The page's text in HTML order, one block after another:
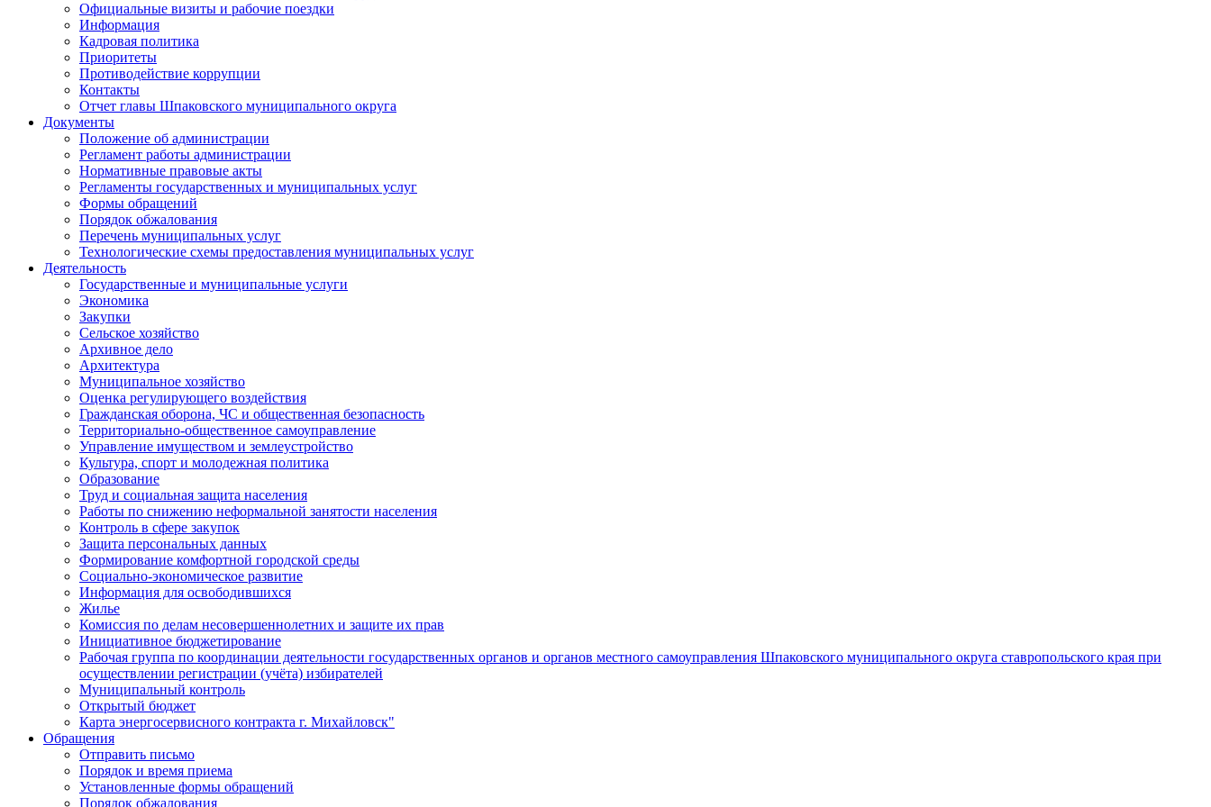
Официальные визиты и рабочие поездки
Информация
Кадровая политика
Приоритеты
Противодействие коррупции
Контакты
Отчет главы Шпаковского муниципального округа
Документы
Положение об администрации
Регламент работы администрации
Нормативные правовые акты
Регламенты государственных и муниципальных услуг
Формы обращений
Порядок обжалования
Перечень муниципальных услуг
Технологические схемы предоставления муниципальных услуг
Деятельность
Государственные и муниципальные услуги
Экономика
Закупки
Сельское хозяйство
Архивное дело
Архитектура
Муниципальное хозяйство
Оценка регулирующего воздействия
Гражданская оборона, ЧС и общественная безопасность
Территориально-общественное самоуправление
Управление имуществом и землеустройство
Культура, спорт и молодежная политика
Образование
Труд и социальная защита населения
Работы по снижению неформальной занятости населения
Контроль в сфере закупок
Защита персональных данных
Формирование комфортной городской среды
Социально-экономическое развитие
Информация для освободившихся
Жилье
Комиссия по делам несовершеннолетних и защите их прав
Инициативное бюджетирование
Рабочая группа по координации деятельности государственных органов и органов местного самоуправления Шпаковского муниципального округа ставропольского края при
осуществлении регистрации (учёта) избирателей
Муниципальный контроль
Открытый бюджет
Карта энергосервисного контракта г. Михайловск"
Обращения
Отправить письмо
Порядок и время приема
Установленные формы обращений
Порядок обжалования